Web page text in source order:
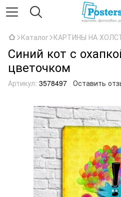
Каталог КАРТИНЫ НА
Синий кот с
цветочком
Артикул: 3578497 Оставить